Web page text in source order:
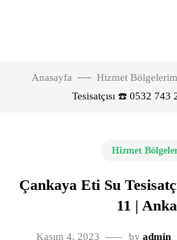
Anasayfa Hizmet
Tesisatçısı ☎️ 0532 743
Hizmet
Çankaya Eti Su
11 |
Kasım 4, 2023 by admin